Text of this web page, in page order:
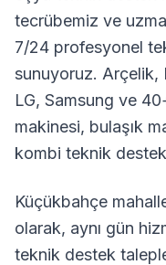
tecrübemiz ve
7/24 profesyonel
sunuyoruz. Arçelik,
LG, Samsung ve
makinesi, bulaşık
kombi teknik
Küçükbahçe
olarak, aynı gün
teknik destek